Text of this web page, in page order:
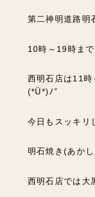
第二神明道路明
10時～19時まで
西明石店は11
(*Ü*)ﾉ”
今日もスッキリ
明石焼き(あか
西明石店では大